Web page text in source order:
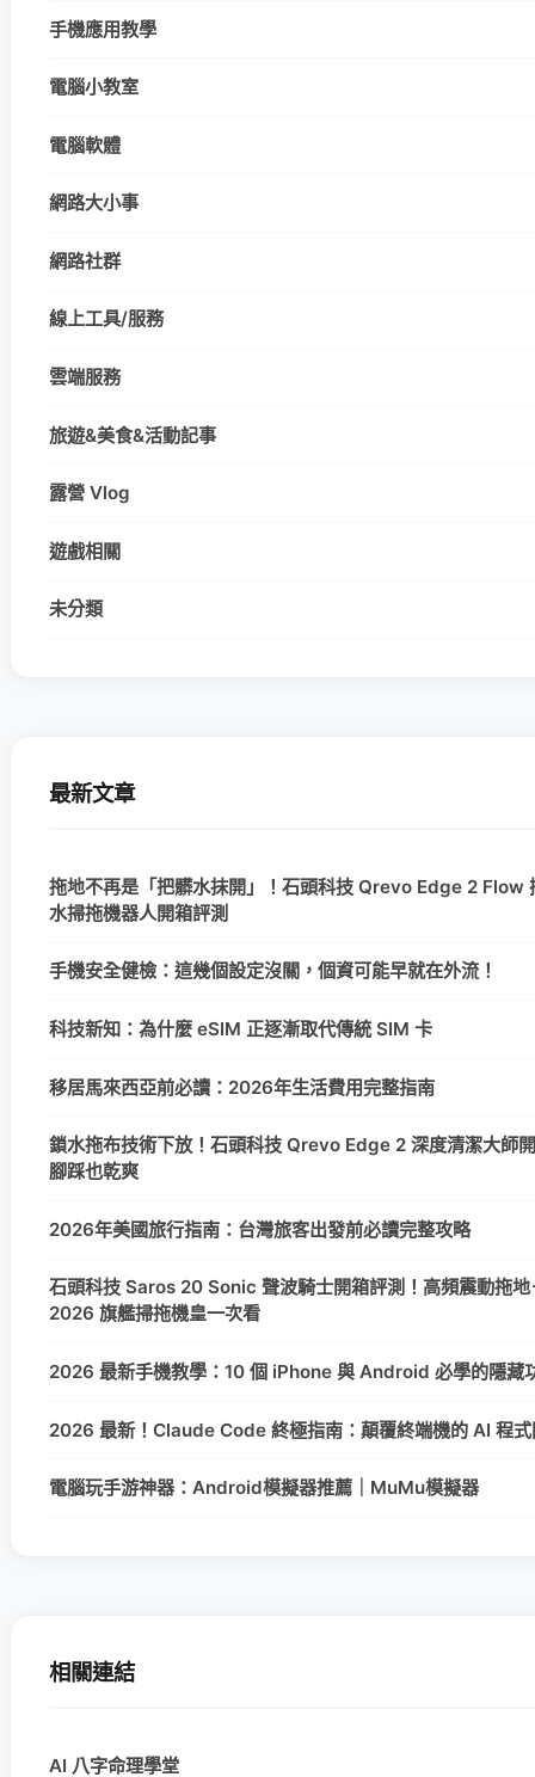
手機應用教學
電腦小教室
電腦軟體
網路大小事
網路社群
線上工具/服務
雲端服務
旅遊&美食&活動記事
露營 Vlog
遊戲相關
未分類
最新文章
拖地不再是「把髒水抹開」！石頭科技 Qrevo Edge 2 Flow
水掃拖機器人開箱評測
手機安全健檢：這幾個設定沒關，個資可能早就在外流！
科技新知：為什麼 eSIM 正逐漸取代傳統 SIM 卡
移居馬來西亞前必讀：2026年生活費用完整指南
鎖水拖布技術下放！石頭科技 Qrevo Edge 2 深度清潔大師
腳踩也乾爽
2026年美國旅行指南：台灣旅客出發前必讀完整攻略
石頭科技 Saros 20 Sonic 聲波騎士開箱評測！高頻震動拖
2026 旗艦掃拖機皇一次看
2026 最新手機教學：10 個 iPhone 與 Android 必學的隱藏
2026 最新！Claude Code 終極指南：顛覆終端機的 AI 程式
電腦玩手游神器：Android模擬器推薦｜MuMu模擬器
相關連結
AI 八字命理學堂